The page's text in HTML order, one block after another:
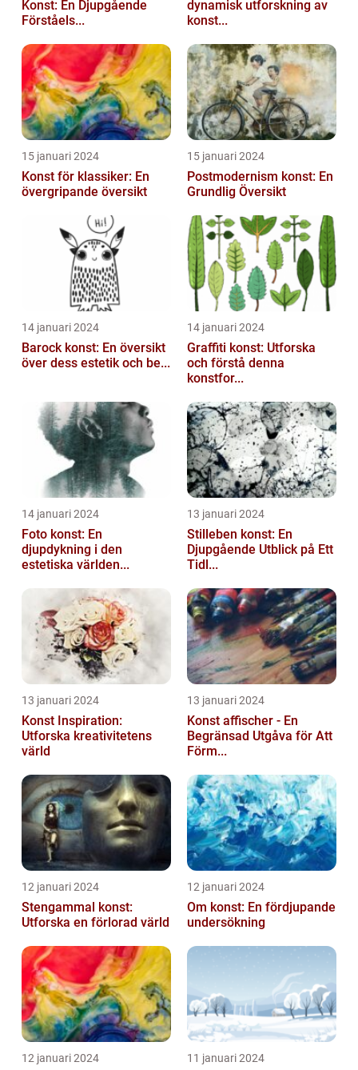
Konst: En Djupgående
Förståels...
dynamisk utforskning av
konst...
15 januari 2024
Konst för klassiker: En
övergripande översikt
15 januari 2024
Postmodernism konst: En
Grundlig Översikt
14 januari 2024
Barock konst: En översikt
över dess estetik och be...
14 januari 2024
Graffiti konst: Utforska
och förstå denna
konstfor...
14 januari 2024
Foto konst: En
djupdykning i den
estetiska världen...
13 januari 2024
Stilleben konst: En
Djupgående Utblick på Ett
Tidl...
13 januari 2024
Konst Inspiration:
Utforska kreativitetens
värld
13 januari 2024
Konst affischer - En
Begränsad Utgåva för Att
Förm...
12 januari 2024
Stengammal konst:
Utforska en förlorad värld
12 januari 2024
Om konst: En fördjupande
undersökning
12 januari 2024 11 januari 2024